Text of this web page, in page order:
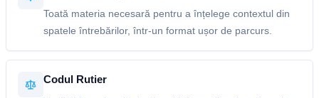
Toată materia necesară pentru a înțelege contextul din
spatele întrebărilor, într-un format ușor de parcurs.
Codul Rutier